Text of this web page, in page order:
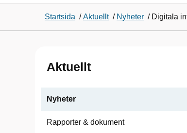
Startsida /Aktuellt / Nyheter / Digitala
Aktuellt
Nyheter
Rapporter & dokument